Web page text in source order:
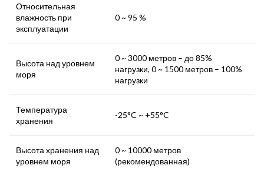
Относительная
влажность при
эксплуатации
0 ~ 95 %
Высота над уровнем
моря
0 ~ 3000 метров – до 85%
нагрузки, 0 ~ 1500 метров – 100%
нагрузки
Температура
хранения
-25°C ~ +55°C
Высота хранения над
уровнем моря
0 ~ 10000 метров
(рекомендованная)